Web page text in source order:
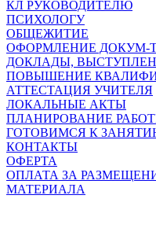
КЛ РУКОВОДИТЕЛЮ
ПСИХОЛОГУ
ОБЩЕЖИТИЕ
ОФОРМЛЕНИЕ ДОКУМ-
ДОКЛАДЫ,
ПОВЫШЕНИЕ
АТТЕСТАЦИЯ УЧИТЕЛЯ
ЛОКАЛЬНЫЕ АКТЫ
ПЛАНИРОВАНИЕ
ГОТОВИМСЯ К
КОНТАКТЫ
ОФЕРТА
ОПЛАТА ЗА
МАТЕРИАЛА